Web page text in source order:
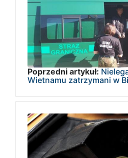
Poprzedni artykuł:
Wietnamu zatrzymani w